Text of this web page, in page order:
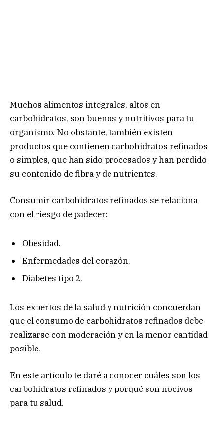
Muchos alimentos integrales, altos en
carbohidratos, son buenos y nutritivos para tu
organismo. No obstante, también existen
productos que contienen carbohidratos refinados
o simples, que han sido procesados y han perdido
su contenido de fibra y de nutrientes.
Consumir carbohidratos refinados se relaciona
con el riesgo de padecer:
Obesidad.
Enfermedades del corazón.
Diabetes tipo 2.
Los expertos de la salud y nutrición concuerdan
que el consumo de carbohidratos refinados debe
realizarse con moderación y en la menor cantidad
posible.
En este artículo te daré a conocer cuáles son los
carbohidratos refinados y porqué son nocivos
para tu salud.